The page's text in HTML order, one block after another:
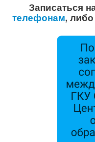
Записаться
телефонам,